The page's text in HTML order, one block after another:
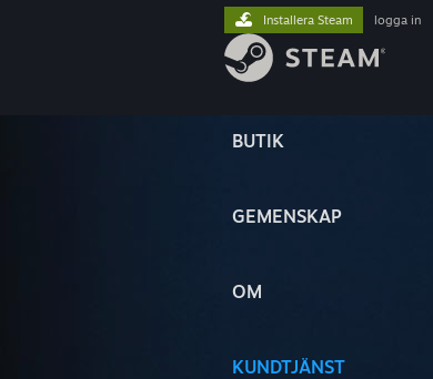
BUTIK
GEMENSKAP
OM
KUNDTJÄNST
Installera Steam logga in